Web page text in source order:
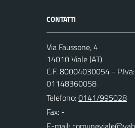
CONTATTI
Via Faussone, 4
14010 Viale (AT)
C.F. 80004030054 - P.Iva:
01148360058
Telefono:0141/995028
Fax: -